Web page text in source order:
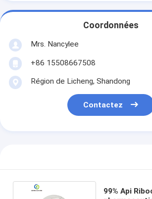
Coordonnées
Mrs. Nancylee
+86 15508667508
Région de Licheng, Shandong
Contactez
99% Api